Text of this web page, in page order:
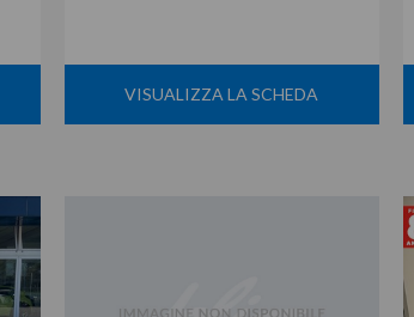
VISUALIZZA LA SCHEDA